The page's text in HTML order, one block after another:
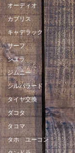
オーディオ
カプリス
キャデラック
サーフ
シエラ
ジムニー
シルバラード
タイヤ交換
ダコタ
タコマ
タホ ユーコン